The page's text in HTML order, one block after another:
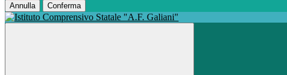
Annulla Conferma